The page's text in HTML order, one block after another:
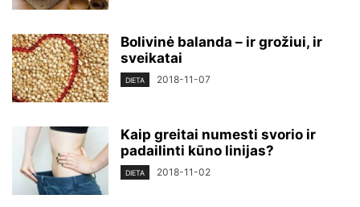
Bolivinė balanda – ir grožiui, ir
sveikatai
DIETA 2018-11-07
Kaip greitai numesti svorio ir
padailinti kūno linijas?
DIETA 2018-11-02